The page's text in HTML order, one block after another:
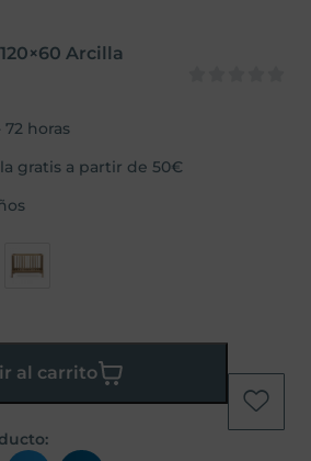
Arcilla
horas
gratis a partir de 50€
al carrito